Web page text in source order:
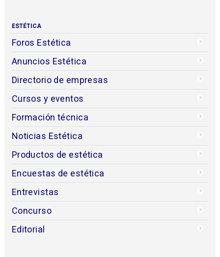
ESTÉTICA
Foros Estética
Anuncios Estética
Directorio de empresas
Cursos y eventos
Formación técnica
Noticias Estética
Productos de estética
Encuestas de estética
Entrevistas
Concurso
Editorial